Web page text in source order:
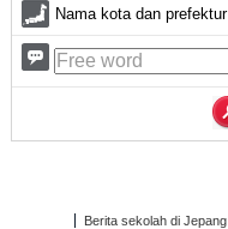
Nama kota dan prefektur
Berita sekolah di Jepang